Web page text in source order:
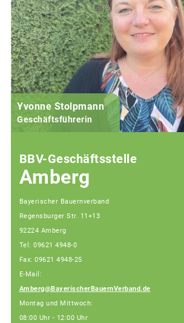
Yvonne Stolpmann
Geschäftsführerin
BBV-Geschäftsstelle
Amberg
Bayerischer Bauernverband
Regensburger Str. 11+13
92224 Amberg
Tel: 09621 4948-0
Fax: 09621 4948-25
E-Mail:
Amberg@BayerischerBauernVerband.de
Montag und Mittwoch:
08:00 Uhr - 12:00 Uhr